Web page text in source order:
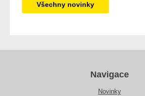
Všechny novinky
Navigace
Novinky